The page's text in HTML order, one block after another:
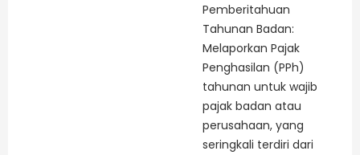
Pemberitahuan
Tahunan Badan:
Melaporkan Pajak
Penghasilan (PPh)
tahunan untuk wajib
pajak badan atau
perusahaan, yang
seringkali terdiri dari